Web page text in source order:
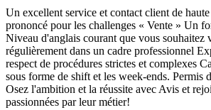
Un excellent service et contact client de
prononcé pour les challenges « Vente » Un
Niveau d'anglais courant que vous souhaitez
régulièrement dans un cadre professionnel
respect de procédures strictes et complexes
sous forme de shift et les week-ends. Permis
Osez l'ambition et la réussite avec Avis et
passionnées par leur métier!